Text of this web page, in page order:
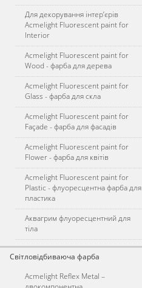
Для декорування інтер’єрів
Acmelight Fluorescent paint for
Interior
Acmelight Fluorescent paint for
Wood - фарба для дерева
Acmelight Fluorescent paint for
Glass - фарба для скла
Acmelight Fluorescent paint for
Façade - фарба для фасадів
Acmelight Fluorescent paint for
Flower - фарба для квітів
Acmelight Fluorescent paint for
Plastic - флуоресцентна фарба для
пластика
Аквагрим флуоресцентний для
тіла
Світловідбиваюча фарба
Acmelight Reflex Metal –